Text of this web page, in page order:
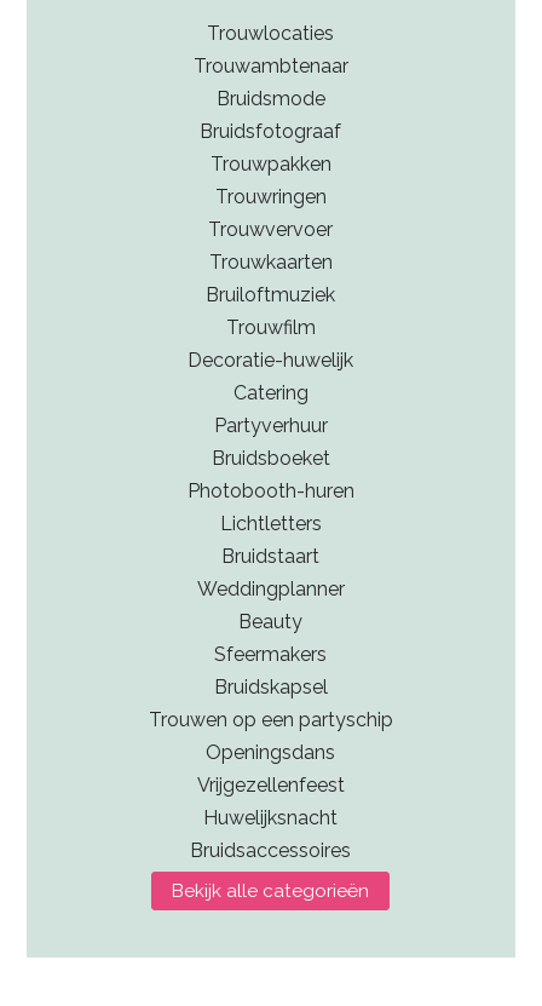
Trouwlocaties
Trouwambtenaar
Bruidsmode
Bruidsfotograaf
Trouwpakken
Trouwringen
Trouwvervoer
Trouwkaarten
Bruiloftmuziek
Trouwfilm
Decoratie-huwelijk
Catering
Partyverhuur
Bruidsboeket
Photobooth-huren
Lichtletters
Bruidstaart
Weddingplanner
Beauty
Sfeermakers
Bruidskapsel
Trouwen op een partyschip
Openingsdans
Vrijgezellenfeest
Huwelijksnacht
Bruidsaccessoires
Bekijk alle categorieën